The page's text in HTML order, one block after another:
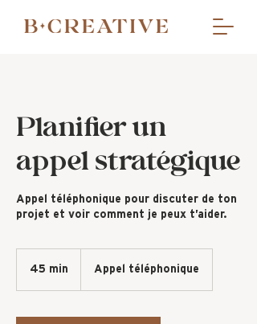
Planifier un
appel stratégique
Appel téléphonique pour discuter de ton
projet et voir comment je peux t’aider.
45 min
i
Appel téléphonique